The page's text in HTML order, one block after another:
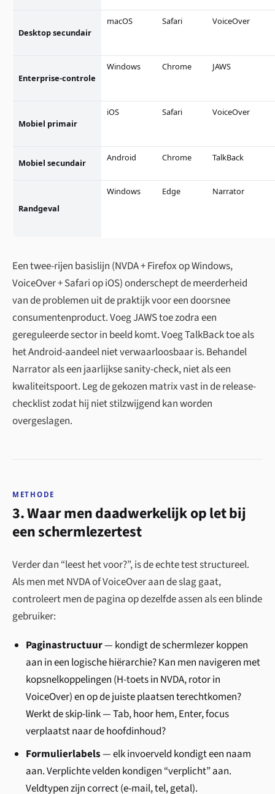
Desktop secundair
macOS Safari VoiceOver
Enterprise-controle
Windows Chrome JAWS
Mobiel primair
iOS Safari VoiceOver
Mobiel secundair Android Chrome TalkBack
Randgeval
Windows Edge Narrator
Een twee-rijen basislijn (NVDA + Firefox op Windows,
VoiceOver + Safari op iOS) onderschept de meerderheid
van de problemen uit de praktijk voor een doorsnee
consumentenproduct. Voeg JAWS toe zodra een
gereguleerde sector in beeld komt. Voeg TalkBack toe als
het Android-aandeel niet verwaarloosbaar is. Behandel
Narrator als een jaarlijkse sanity-check, niet als een
kwaliteitspoort. Leg de gekozen matrix vast in de release-
checklist zodat hij niet stilzwijgend kan worden
overgeslagen.
METHODE
3. Waar men daadwerkelijk op let bij
een schermlezertest
Verder dan “leest het voor?”, is de echte test structureel.
Als men met NVDA of VoiceOver aan de slag gaat,
controleert men de pagina op dezelfde assen als een blinde
gebruiker:
Paginastructuur— kondigt de schermlezer koppen
aan in een logische hiërarchie? Kan men navigeren met
kopsnelkoppelingen (H-toets in NVDA, rotor in
VoiceOver) en op de juiste plaatsen terechtkomen?
Werkt de skip-link — Tab, hoor hem, Enter, focus
verplaatst naar de hoofdinhoud?
Formulierlabels— elk invoerveld kondigt een naam
aan. Verplichte velden kondigen “verplicht” aan.
Veldtypen zijn correct (e-mail, tel, getal).